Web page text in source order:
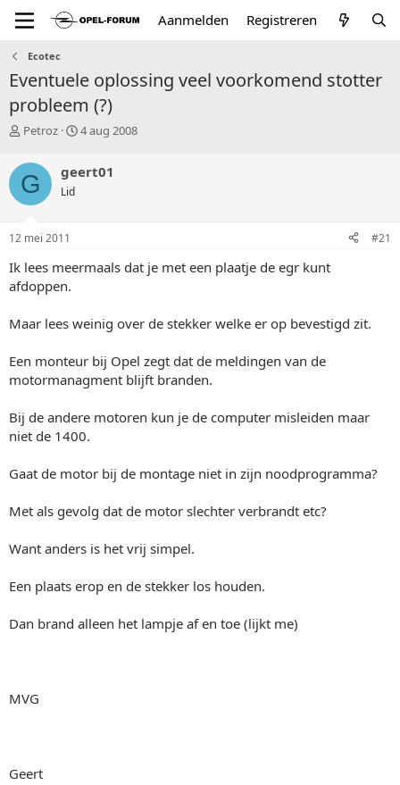
Aanmelden Registreren
Ecotec
Eventuele oplossing veel voorkomend stotter
probleem (?)
T
p
i
c
s
a
t
e
Petroz
S
r
a
m
4 aug 2008
G geert01
Lid
12 mei 2011 #21
Ik lees meermaals dat je met een plaatje de egr kunt
afdoppen.
Maar lees weinig over de stekker welke er op bevestigd zit.
Een monteur bij Opel zegt dat de meldingen van de
motormanagment blijft branden.
Bij de andere motoren kun je de computer misleiden maar
niet de 1400.
Gaat de motor bij de montage niet in zijn noodprogramma?
Met als gevolg dat de motor slechter verbrandt etc?
Want anders is het vrij simpel.
Een plaats erop en de stekker los houden.
Dan brand alleen het lampje af en toe (lijkt me)
MVG
Geert